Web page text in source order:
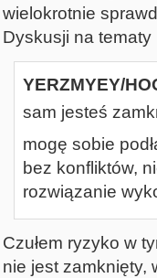
wielokrotnie
Dyskusji na tematy
YERZMYEY/
sam jesteś
mogę sobie
bez konfliktów,
rozwiązanie
Czułem ryzyko w
nie jest zamknięty,